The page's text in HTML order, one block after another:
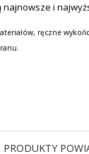
i
ręczne
PRODUKTY